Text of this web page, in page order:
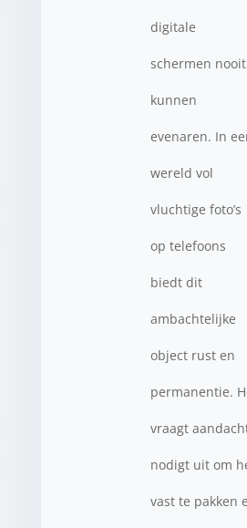
digitale
schermen nooit
kunnen
evenaren. In
wereld vol
vluchtige foto’s
op telefoons
biedt dit
ambachtelijke
object rust en
permanentie.
vraagt
nodigt uit om
vast te pakken